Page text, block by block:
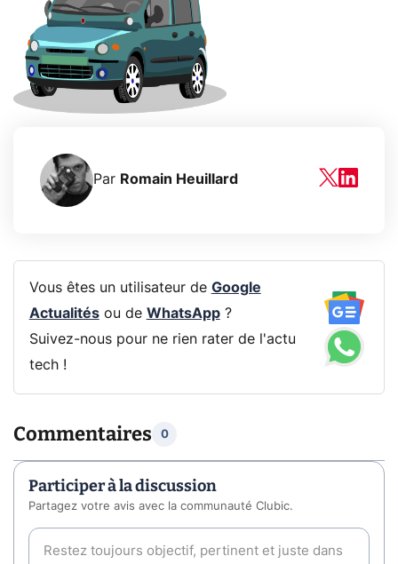
Par Romain Heuillard
Vous êtes un utilisateur de Google
Actualitésou de WhatsApp?
Suivez-nous pour ne rien rater de l'actu
tech !
Commentaires 0
Participer à la discussion
Partagez votre avis avec la communauté Clubic.